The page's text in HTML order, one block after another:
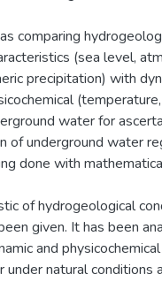
comparing
(sea level,
precipitation) with
water for
of underground water
done with
of hydrogeological
given. It has been
and
natural conditions